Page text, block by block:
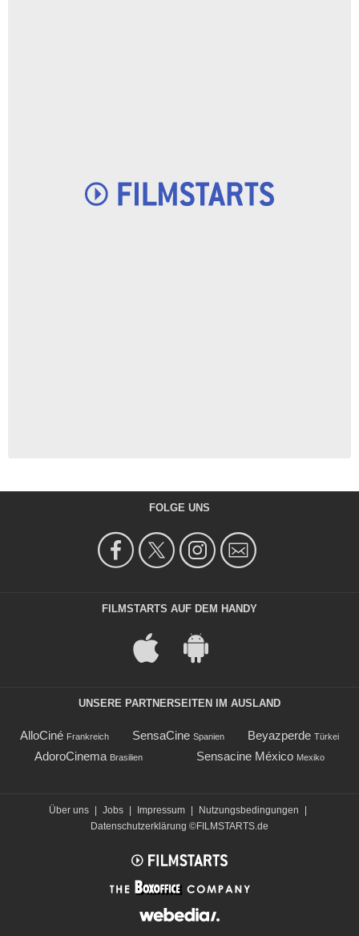
FOLGE UNS
FILMSTARTS AUF DEM HANDY
UNSERE PARTNERSEITEN IM AUSLAND
AlloCiné Frankreich SensaCine Spanien Beyazperde Türkei
AdoroCinema Brasilien Sensacine México Mexiko
Über uns Jobs Impressum Nutzungsbedingungen
Datenschutzerklärung ©FILMSTARTS.de